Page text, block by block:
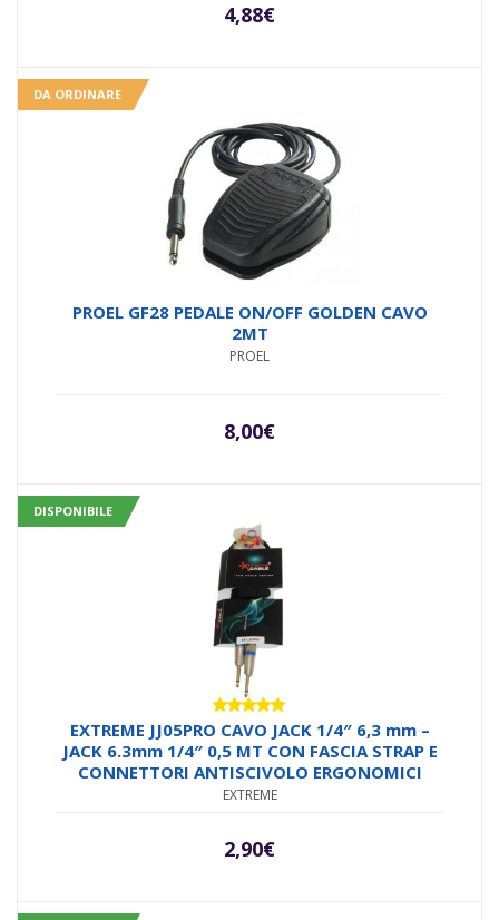
4,88€
DA ORDINARE
PROEL GF28 PEDALE ON/OFF GOLDEN CAVO
2MT
PROEL
8,00€
DISPONIBILE
Valutato
5.00su 5
EXTREME JJ05PRO CAVO JACK 1/4″ 6,3 mm –
JACK 6.3mm 1/4″ 0,5 MT CON FASCIA STRAP E
CONNETTORI ANTISCIVOLO ERGONOMICI
EXTREME
2,90€